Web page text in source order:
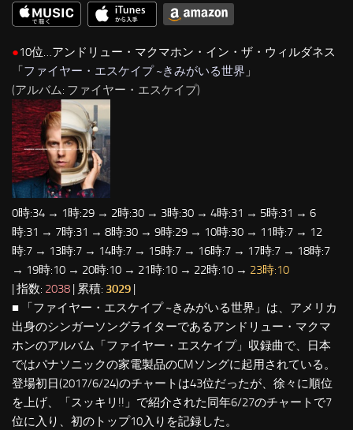
●10位…アンドリュー・マクマホン・イン・ザ・ウィルダネス
「ファイヤー・エスケイプ ~きみがいる世界 」
(アルバム: ファイヤー・エスケイプ)
0時:34 → 1時:29 → 2時:30 → 3時:30 → 4時:31 → 5時:31 → 6
時:31 → 7時:31 → 8時:30 → 9時:29 → 10時:30 → 11時:7 → 12
時:7 → 13時:7 → 14時:7 → 15時:7 → 16時:7 → 17時:7 → 18時:7
→ 19時:10 → 20時:10 → 21時:10 → 22時:10 → 23時:10
| 指数: 2038 | 累積: 3029 |
■ 「ファイヤー・エスケイプ ~きみがいる世界」は、アメリカ
出身のシンガーソングライターであるアンドリュー・マクマ
ホンのアルバム「ファイヤー・エスケイプ」収録曲で、日本
ではパナソニックの家電製品のCMソングに起用されている。
登場初日(2017/6/24)のチャートは43位だったが、徐々に順位
を上げ、「スッキリ!!」で紹介された同年6/27のチャートで7
位に入り、初のトップ10入りを記録した。